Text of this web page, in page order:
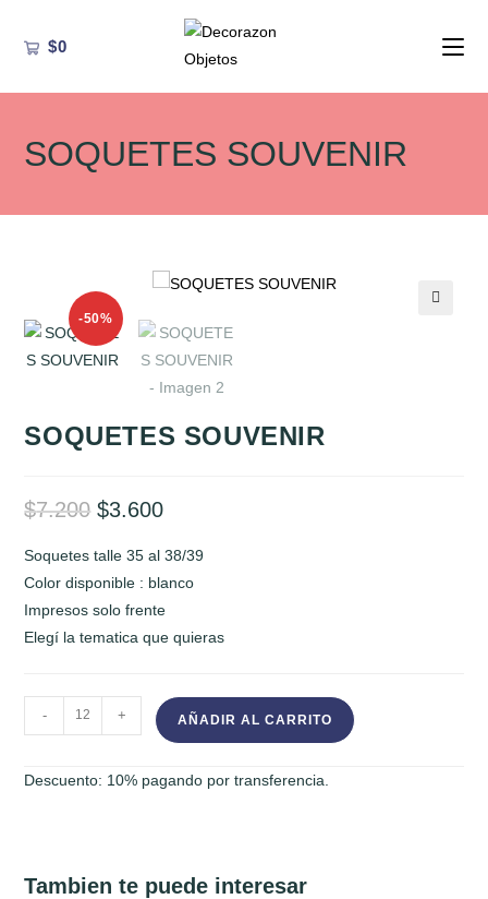
$0
SOQUETES SOUVENIR
-50%
SOQUETES SOUVENIR
$7.200 El
precio
era:
$7.200.
$3.600El
es:
$3.600.
Soquetes talle 35 al 38/39
Color disponible : blanco
Impresos solo frente
Elegí la tematica que quieras
SOQUETES
SOUVENIR
- + AÑADIR AL CARRITO
Descuento: 10% pagando por transferencia.
Tambien te puede interesar